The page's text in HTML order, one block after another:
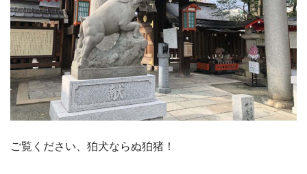
ご覧ください、狛犬ならぬ狛猪！